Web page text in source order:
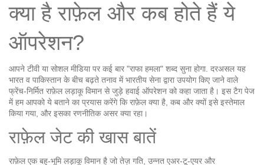
क्या है राफ़ेल और कब होते हैं ये
ऑपरेशन?
आपने टीवी या सोशल मीडिया पर कई बार "राफा हमला" शब्द सुना होगा. दरअसल यह
भारत व पाकिस्तान के बीच बढ़ते तनाव में भारतीय सेना द्वारा उपयोग किए जाने वाले
फ्रेंच‑निर्मित राफ़ेल लड़ाकू विमान से जुड़े हवाई ऑपरेशन को कहा जाता है। इस टैग पेज
में हम आपको ये बताने का प्रयास करेंगे कि राफ़ेल क्या है, कब और क्यों इसे इस्तेमाल
किया गया, और इसका रणनीतिक असर क्या रहा।
राफ़ेल जेट की खास बातें
राफ़ेल एक बहु‑भूमि लड़ाकू विमान है जो तेज़ गति, उन्नत एअर‑टू‑एयर और